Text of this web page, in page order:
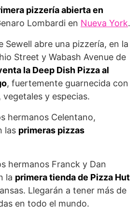
pizzería abierta en
Lombardi en Nueva York.
Sewell abre una pizzería, en la
Street y Wabash Avenue de
la Deep Dish Pizza al
, fuertemente guarnecida con
vegetales y especias.
hermanos Celentano,
las primeras pizzas
hermanos Franck y Dan
la primera tienda de Pizza Hut
Llegarán a tener más de
en todo el mundo.